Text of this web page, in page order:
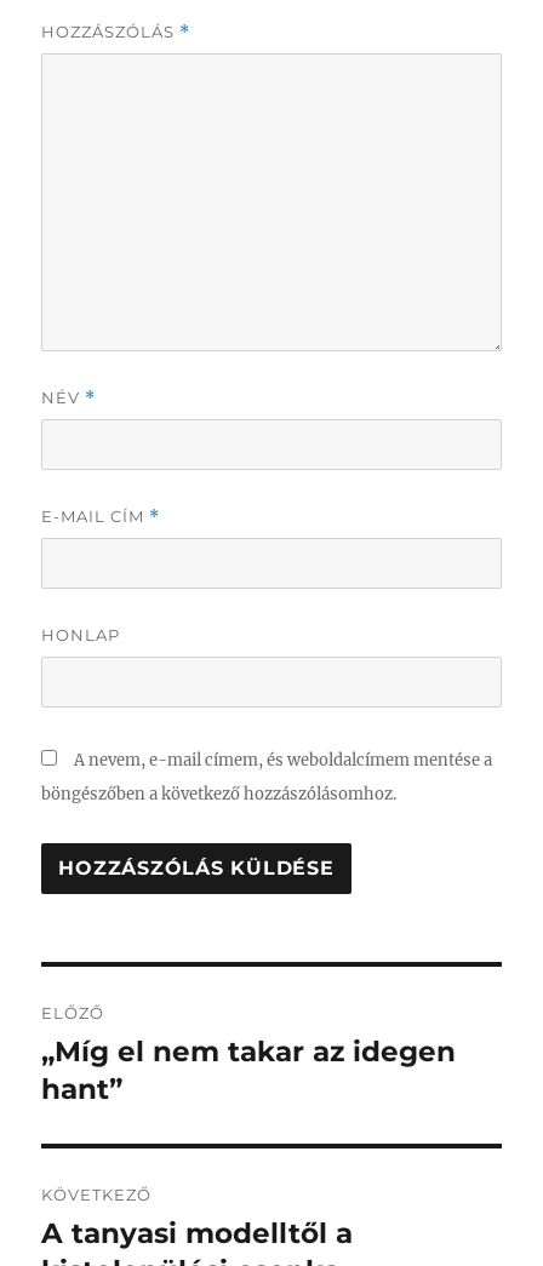
HOZZÁSZÓLÁS *
NÉV *
E-MAIL CÍM *
HONLAP
A nevem, e-mail címem, és weboldalcímem mentése a
böngészőben a következő hozzászólásomhoz.
navigáció
ELŐZŐ
Korábbi
bejegyzés:
„Míg el nem takar az idegen
hant”
KÖVETKEZŐ
Következő
A tanyasi modelltől a